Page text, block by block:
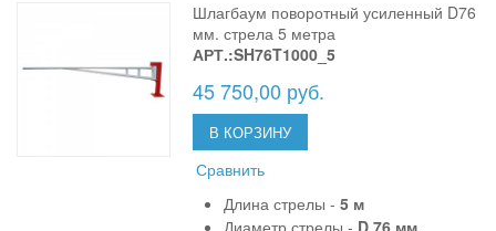
Шлагбаум поворотный усиленный D76
мм. стрела 5 метра
АРТ.:SH76T1000_5
45 750,00 руб.
В КОРЗИНУ
Сравнить
Длина стрелы -5 м